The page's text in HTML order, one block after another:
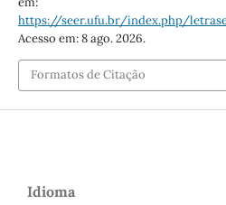
https://seer.ufu.br/index.php/
Acesso em: 8 ago. 2026.
Formatos de Citação
Idioma